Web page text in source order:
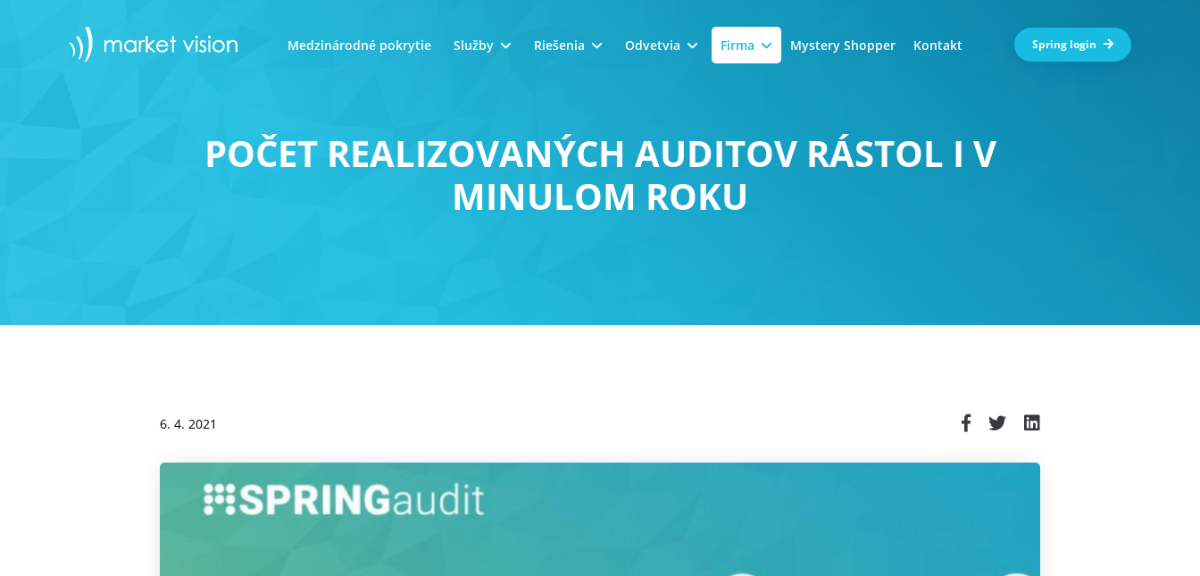
Medzinárodné pokrytie Služby Riešenia Odvetvia Firma Mystery Shopper Kontakt Spring login
POČET REALIZOVANÝCH AUDITOV RÁSTOL I V
MINULOM ROKU
6. 4. 2021